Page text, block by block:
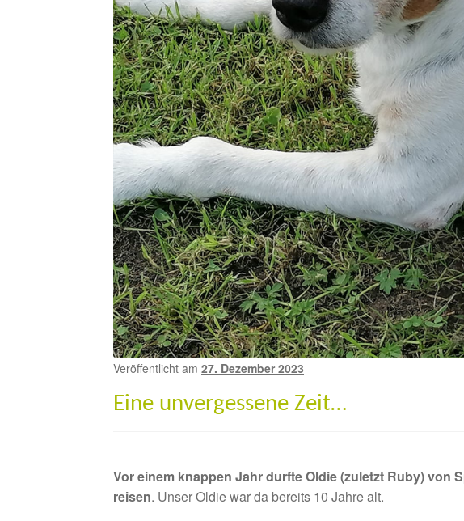
Veröffentlicht am27. Dezember 2023
Eine unvergessene Zeit…
Vor einem knappen Jahr durfte Oldie (zuletzt Ruby) von
reisen. Unser Oldie war da bereits 10 Jahre alt.